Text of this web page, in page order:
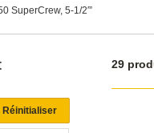
SuperCrew, 5-1/2′”
29